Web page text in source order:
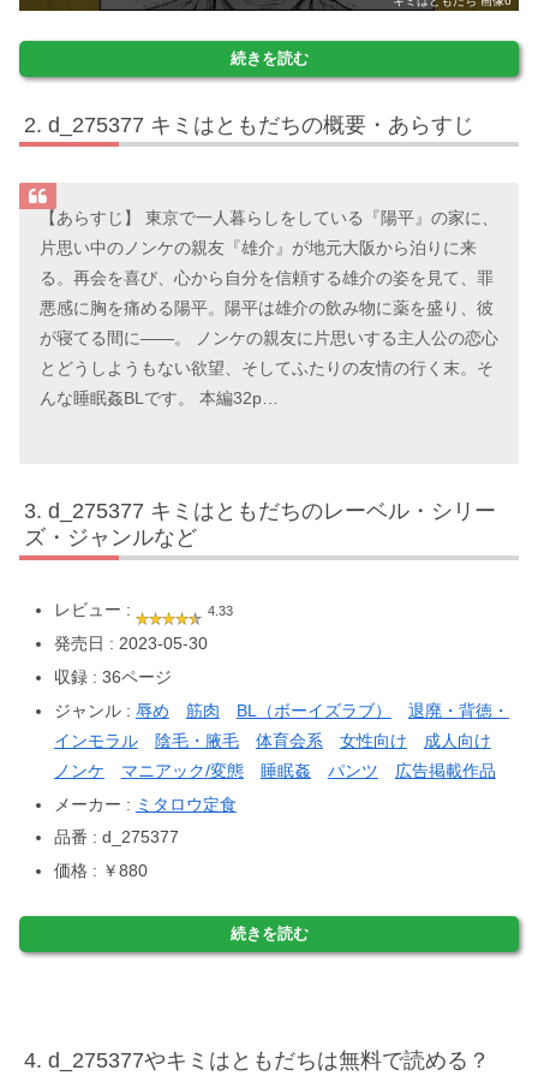
続きを読む
d_275377 キミはともだちの概要・あらすじ
【あらすじ】 東京で一人暮らしをしている『陽平』の家に、
片思い中のノンケの親友『雄介』が地元大阪から泊りに来
る。再会を喜び、心から自分を信頼する雄介の姿を見て、罪
悪感に胸を痛める陽平。陽平は雄介の飲み物に薬を盛り、彼
が寝てる間に――。 ノンケの親友に片思いする主人公の恋心
とどうしようもない欲望、そしてふたりの友情の行く末。そ
んな睡眠姦BLです。 本編32p…
d_275377 キミはともだちのレーベル・シリー
ズ・ジャンルなど
レビュー : 4.33
発売日 : 2023-05-30
収録 : 36ページ
ジャンル : 辱め 筋肉 BL（ボーイズラブ）
退廃・背徳・
インモラル
陰毛・腋毛 体育会系 女性向け
成人向け
ノンケ
マニアック/変態 睡眠姦 パンツ
広告掲載作品
メーカー : ミタロウ定食
品番 : d_275377
価格 : ￥880
続きを読む
d_275377やキミはともだちは無料で読める？